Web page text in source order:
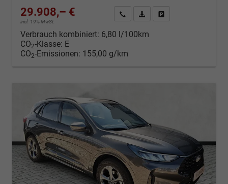
29.908,– €
incl. 19% MwSt.
Kontakt & Angebot anfordern
PDF-Datei, Fahrzeugexposé
Verbrauch kombiniert: 6,80 l/100km
CO2-Klasse: E
CO2-Emissionen: 155,00 g/km